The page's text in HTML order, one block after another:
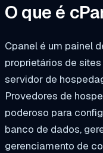
O que é
Cpanel é um painel
proprietários de
servidor de
Provedores de
poderoso para
banco de dados,
gerenciamento de